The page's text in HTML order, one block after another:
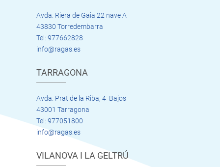
Avda. Riera de Gaia 22 nave A
43830 Torredembarra
Tel: 977662828
info@ragas.es
TARRAGONA
Avda. Prat de la Riba, 4 Bajos
43001 Tarragona
Tel: 977051800
info@ragas.es
VILANOVA I LA GELTRÚ